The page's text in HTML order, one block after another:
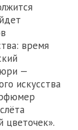
время
—
искусства
цветочек».